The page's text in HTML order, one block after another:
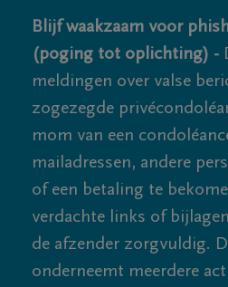
Blijf waakzaam voor
(poging tot oplichting) -
meldingen over valse
zogezegde
mom van een
mailadressen, andere
of een betaling te
verdachte links of
de afzender zorgvuldig.
onderneemt meerdere